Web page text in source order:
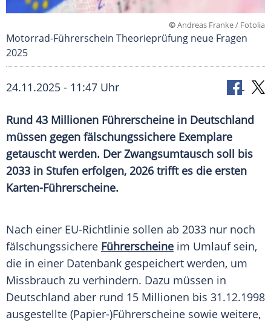
©Andreas Franke / Fotolia
Motorrad-Führerschein Theorieprüfung neue Fragen
2025
24.11.2025 - 11:47 Uhr
Rund 43 Millionen Führerscheine in Deutschland
müssen gegen fälschungssichere Exemplare
getauscht werden. Der Zwangsumtausch soll bis
2033 in Stufen erfolgen, 2026 trifft es die ersten
Karten-Führerscheine.
Nach einer EU-Richtlinie sollen ab 2033 nur noch
fälschungssichere Führerscheine im Umlauf sein,
die in einer Datenbank gespeichert werden, um
Missbrauch zu verhindern. Dazu müssen in
Deutschland aber rund 15 Millionen bis 31.12.1998
ausgestellte (Papier-)Führerscheine sowie weitere,